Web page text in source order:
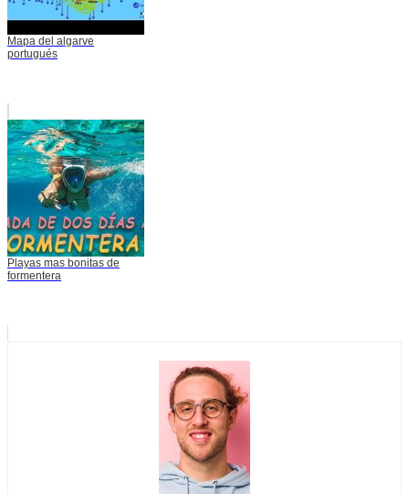
Mapa del algarve
portugués
Playas mas bonitas de
formentera